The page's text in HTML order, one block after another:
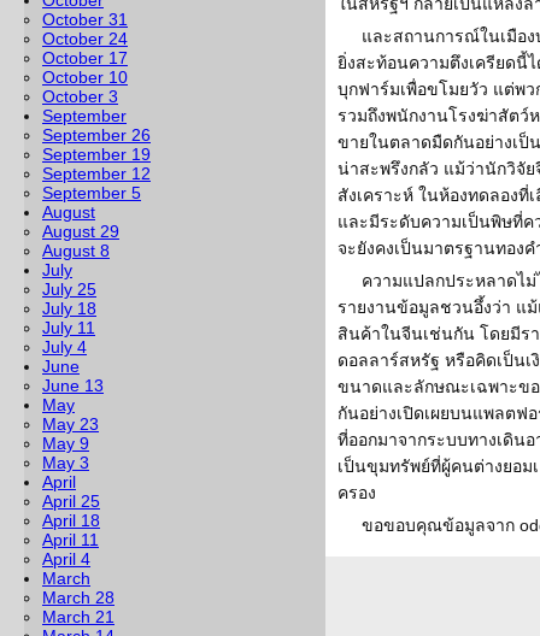
October 31
October 24
October 17
October 10
October 3
September
September 26
September 19
September 12
September 5
August
August 29
August 8
July
July 25
July 18
July 11
July 4
June
June 13
May
May 23
May 9
May 3
April
April 25
April 18
April 11
April 4
March
March 28
March 21
และสถานการณ์ในเมือง
ยิ่งสะท้อนความตึงเครียดนี้
บุกฟาร์มเพื่อขโมยวัว แต่พ
รวมถึงพนักงานโรงฆ่าสัตว์
ขายในตลาดมืดกันอย่างเป็
น่าสะพรึงกลัว แม้ว่านักวิจั
สังเคราะห์ ในห้องทดลอง
และมีระดับความเป็นพิษที่
จะยังคงเป็นมาตรฐานทอง
ความแปลกประหลาดไ
รายงานข้อมูลชวนอึ้งว่า แ
สินค้าในจีนเช่นกัน โดยมีร
ดอลลาร์สหรัฐ หรือคิดเป็น
ขนาดและลักษณะเฉพาะข
กันอย่างเปิดเผยบนแพลตฟ
ที่ออกมาจากระบบทางเดิน
เป็นขุมทรัพย์ที่ผู้คนต่างยอม
ครอง
ขอขอบคุณข้อมูลจาก